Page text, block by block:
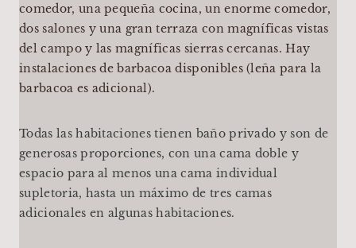
comedor, una pequeña cocina, un enorme comedor,
dos salones y una gran terraza con magníficas vistas
del campo y las magníficas sierras cercanas. Hay
instalaciones de barbacoa disponibles (leña para la
barbacoa es adicional).
Todas las habitaciones tienen baño privado y son de
generosas proporciones, con una cama doble y
espacio para al menos una cama individual
supletoria, hasta un máximo de tres camas
adicionales en algunas habitaciones.